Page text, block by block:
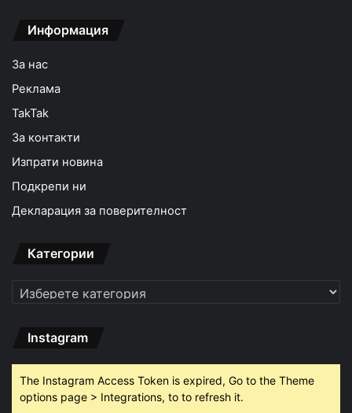
Информация
За нас
Реклама
TakTak
За контакти
Изпрати новина
Подкрепи ни
Декларация за поверителност
Категории
Категории
Instagram
The Instagram Access Token is expired, Go to the Theme
options page > Integrations, to to refresh it.